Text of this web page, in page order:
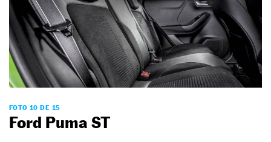
FOTO 10 DE 15
Ford Puma ST